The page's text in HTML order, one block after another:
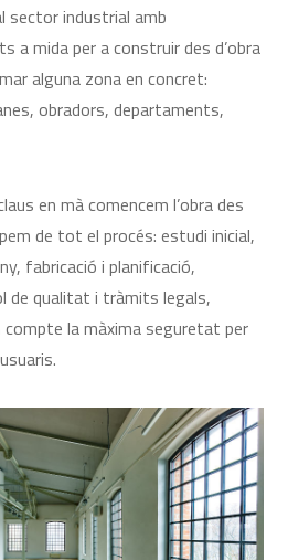
sector industrial amb
a mida per a construir des d’obra
alguna zona en concret:
obradors, departaments,
en mà comencem l’obra des
de tot el procés: estudi inicial,
fabricació i planificació,
de qualitat i tràmits legals,
la màxima seguretat per